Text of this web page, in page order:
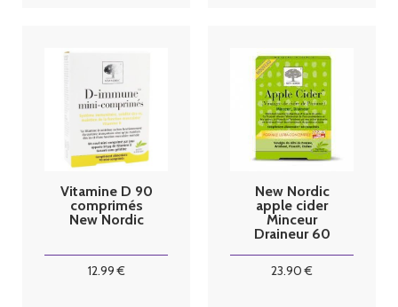
Vitamine D 90
comprimés
New Nordic
12.99€
New Nordic
apple cider
Minceur
Draineur 60
23.90 €